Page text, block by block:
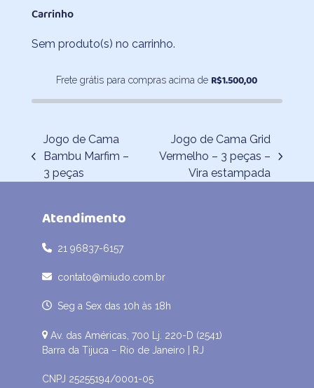
Carrinho
Sem produto(s) no carrinho.
Frete grátis para compras acima de R$1.500,00
previous
post:
Jogo de Cama
Bambu Marfim –
3 peças
next
post:
Jogo de Cama Grid
Vermelho – 3 peças –
Vira estampada
Atendimento
21 96837-6157
contato@miudo.com.br
Seg a Sex das 10h às 18h
Av. das Américas, 700 Lj. 220-D (2541)
Barra da Tijuca – Rio de Janeiro | RJ
CNPJ 25255194/0001-05